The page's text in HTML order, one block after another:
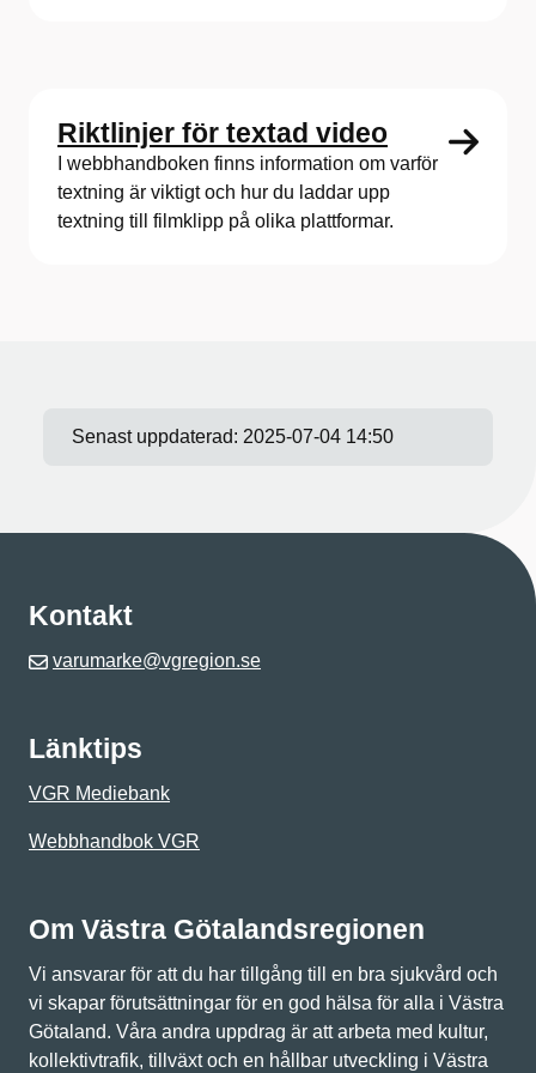
Riktlinjer för textad video
I webbhandboken finns information om varför
textning är viktigt och hur du laddar upp
textning till filmklipp på olika plattformar.
Senast uppdaterad: 2025-07-04 14:50
Kontakt
varumarke@vgregion.se
Länktips
VGR Mediebank
Webbhandbok VGR
Om Västra Götalandsregionen
Vi ansvarar för att du har tillgång till en bra sjukvård och
vi skapar förutsättningar för en god hälsa för alla i Västra
Götaland. Våra andra uppdrag är att arbeta med kultur,
kollektivtrafik, tillväxt och en hållbar utveckling i Västra